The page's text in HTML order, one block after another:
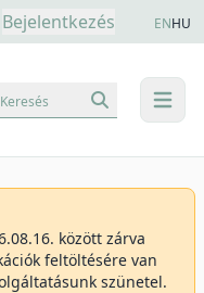
Bejelentkezés ENHU
menu
Keresés
között zárva
feltöltésére van
szünetel.